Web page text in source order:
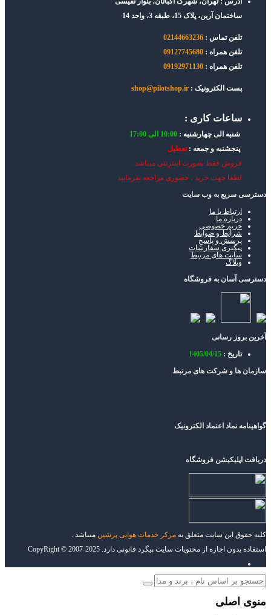
ساختمان آرین، پلاک 15، طبقه 3، واحد 14
تلفن تماس : 02144663236
تلفن همراه : 09127745680
تلفن همراه : 09192971130
پست الکترونیک : shop@pilotshop.ir
ساعات کاری :
شنبه الی چهارشنبه : 10:00 الی 17:00
پنجشنبه و جمعه :تعطیل
فروش فقط بصورت اینترنتی میباشد .
لطفا جهت خرید ، حضوری مراجعه نفرمایید .
دسترسی سریع به وب سایت
ارتباط با ما
درباره ما
حریم خصوصی
شرایط و ضوابط
پرسش و پاسخ
پیگیری سفارشات
سایت های مرتبط
وبلاگ
دسترسی آسان به فروشگاه
آخرین بروز رسانی
تاریخ : 1405/04/15
سازمان ها و شرکت های مرتبط
گواهینامه نماد اعتماد الکترونیک
دریافت اپلیکیشن فروشگاه
کلیه حقوق این سایت متعلق به مرکز خدمات هوایی پرشین میباشد .
استفاده بدون اجازه از محتویات سایت پیگرد قانونی دارد. CopyRight © 2007-2025
منوی اصلی